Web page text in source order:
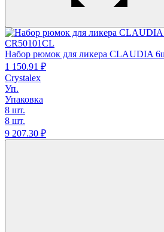
CR50101CL
Набор рюмок для ликера CLAUDIA
1 150.91 ₽
Crystalex
Уп.
Упаковка
8 шт.
8 шт.
9 207.30 ₽